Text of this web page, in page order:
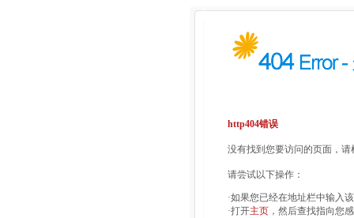
http404错误
没有找到您要访问的页面，
请尝试以下操作：
·如果您已经在地址栏中输入
·打开主页 ，然后查找指向您